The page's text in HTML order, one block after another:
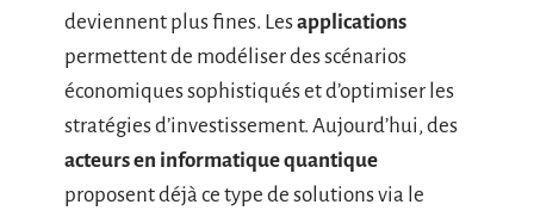
deviennent plus fines. Lesapplications
permettent de modéliser des scénarios
économiques sophistiqués et d’optimiser les
stratégies d’investissement. Aujourd’hui, des
acteurs en informatique quantique
proposent déjà ce type de solutions via le